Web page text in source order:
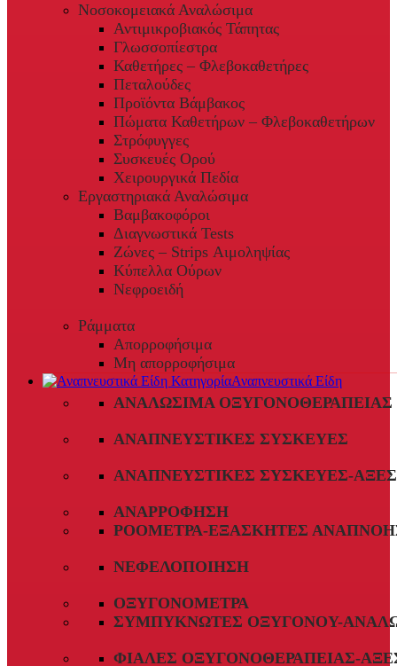
Νοσοκομειακά Αναλώσιμα
Αντιμικροβιακός Τάπητας
Γλωσσοπίεστρα
Καθετήρες – Φλεβοκαθετήρες
Πεταλούδες
Προϊόντα Βάμβακος
Πώματα Καθετήρων – Φλεβοκαθετήρων
Στρόφυγγες
Συσκευές Ορού
Χειρουργικά Πεδία
Εργαστηριακά Αναλώσιμα
Βαμβακοφόροι
Διαγνωστικά Tests
Ζώνες – Strips Αιμοληψίας
Κύπελλα Ούρων
Νεφροειδή
Ράμματα
Απορροφήσιμα
Μη απορροφήσιμα
Αναπνευστικά Είδη
ΑΝΑΛΏΣΙΜΑ ΟΞΥΓΟΝΟΘΕΡΑΠΕΊΑΣ
ΑΝΑΠΝΕΥΣΤΙΚΈΣ ΣΥΣΚΕΥΈΣ
ΑΝΑΠΝΕΥΣΤΙΚΈΣ ΣΥΣΚΕΥΈΣ-
ΑΝΑΡΡΌΦΗΣΗ
ΡΟΌΜΕΤΡΑ-ΕΞΑΣΚΗΤΈΣ
ΝΕΦΕΛΟΠΟΊΗΣΗ
ΟΞΥΓΟΝΌΜΕΤΡΑ
ΣΥΜΠΥΚΝΩΤΈΣ ΟΞΥΓΌΝΟΥ-
ΦΙΆΛΕΣ ΟΞΥΓΟΝΟΘΕΡΑΠΕΊΑΣ-